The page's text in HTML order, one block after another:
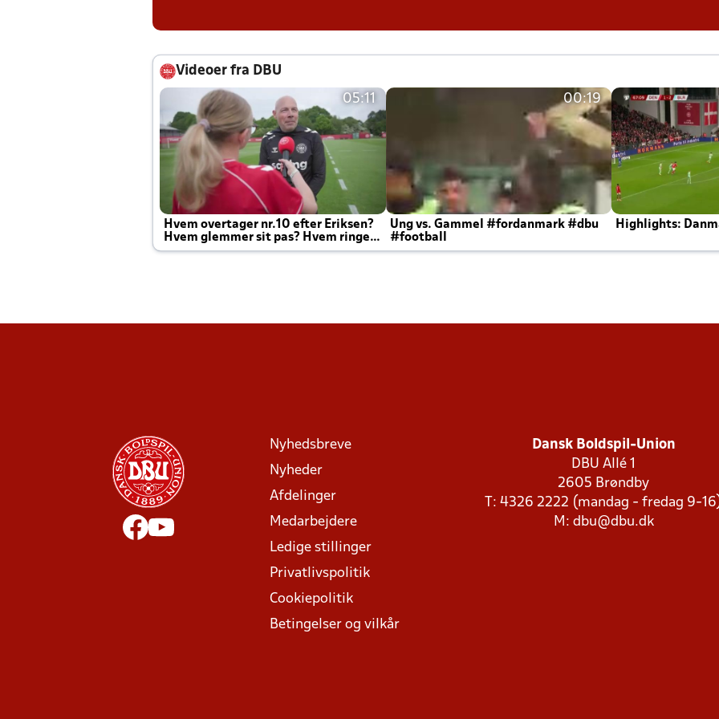
Videoer fra DBU
05:11
Hvem overtager nr.10 efter Eriksen?
Hvem glemmer sit pas? Hvem ringer
Joachim altid til efter kampe?
00:19
Ung vs. Gammel #fordanmark #dbu
#football
Highlights:
Nyhedsbreve
Nyheder
Afdelinger
Medarbejdere
Ledige stillinger
Privatlivspolitik
Cookiepolitik
Betingelser og vilkår
Dansk Boldspil-Union
DBU Allé 1
2605 Brøndby
T: 4326 2222 (mandag - fredag 9-
M: dbu@dbu.dk